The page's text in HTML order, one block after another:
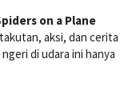
on a Plane
aksi, dan cerita
di udara ini hanya